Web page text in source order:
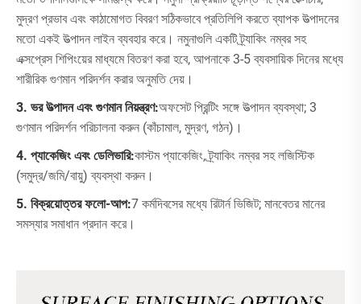
মুদ্রণ প্রভাব এবং কাঠামোগত বিবরণ সঠিকভাবে প্রতিলিপি করতে ব্যাপক উত্পাদনের
মতো একই উত্পাদন লাইন ব্যবহার করে। নমুনাগুলি একটি ট্র্যাকিং নম্বর সহ
এক্সপ্রেস শিপিংয়ের মাধ্যমে বিতরণ করা হবে, আপনাকে 3-5 ব্যবসায়িক দিনের মধ্যে
শারীরিক গুণমান পরিদর্শন করার অনুমতি দেয়।
3. ভর উত্পাদন এবং গুণমান নিয়ন্ত্রণ:অফসেট প্রিন্টিং সঙ্গে উত্পাদন ব্যবস্থা; 3
গুণমান পরিদর্শন পরিচালনা করুন (কাঁচামাল, মুদ্রণ, গঠন)।
4. প্যাকেজিং এবং ডেলিভারি:কাস্টম প্যাকেজিং, ট্র্যাকিং নম্বর সহ লজিস্টিক
(সমুদ্র/জমি/বায়ু) ব্যবস্থা করুন।
5. বিক্রয়োত্তর ফলো-আপ:7 কর্মদিবসের মধ্যে রিটার্ন ভিজিট; মানবেতর মানের
সমস্যার সমাধান প্রদান করে।